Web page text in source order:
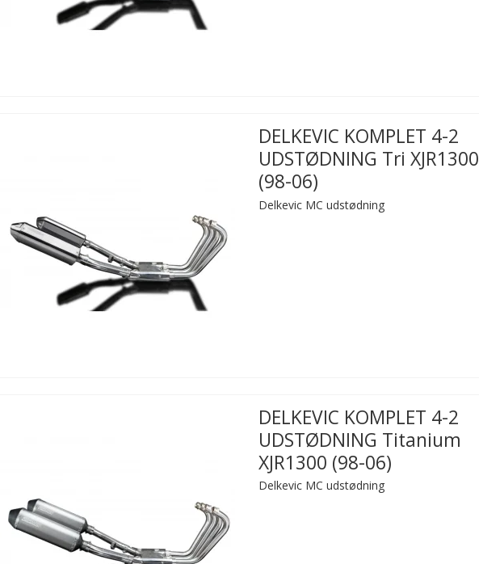
DELKEVIC KOMPLET 4-2
UDSTØDNING Tri XJR1300
(98-06)
Delkevic MC udstødning
DELKEVIC KOMPLET 4-2
UDSTØDNING Titanium
XJR1300 (98-06)
Delkevic MC udstødning